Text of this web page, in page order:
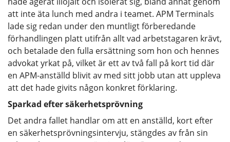
att inte äta lunch med andra i teamet. APM Terminals
lade sig redan under den muntligt förberedande
förhandlingen platt utifrån allt vad arbetstagaren krävt,
och betalade den fulla ersättning som hon och hennes
advokat yrkat på, vilket är ett av två fall på kort tid där
en APM-anställd blivit av med sitt jobb utan att uppleva
att det hade givits någon konkret förklaring.
Sparkad efter säkerhetsprövning
Det andra fallet handlar om att en anställd, kort efter
en säkerhetsprövningsintervju, stängdes av från sin